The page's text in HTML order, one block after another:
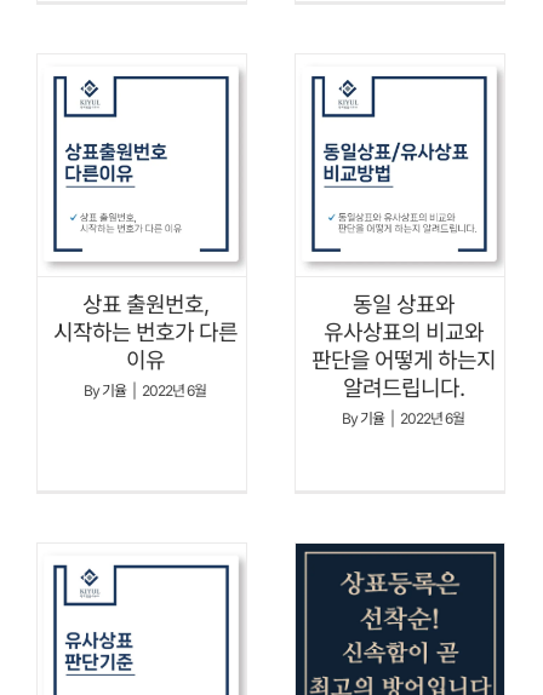
상표 출원번호,
시작하는 번호가 다른
이유
By기율 2022년 6월
동일 상표와
유사상표의 비교와
판단을 어떻게 하는지
알려드립니다.
By기율 2022년 6월